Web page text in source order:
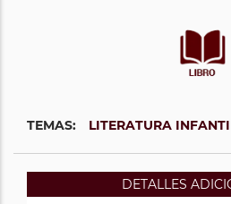
TEMAS: LITERATURA
DETALLES